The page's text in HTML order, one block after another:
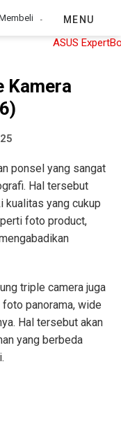
MENU
Kamera
ponsel yang sangat
Hal tersebut
kualitas yang cukup
foto product,
triple camera juga
panorama, wide
Hal tersebut akan
yang berbeda